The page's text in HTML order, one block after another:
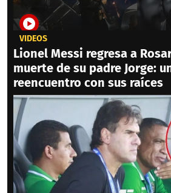
VIDEOS
Lionel Messi regresa a
muerte de su padre Jorge:
reencuentro con sus raíces